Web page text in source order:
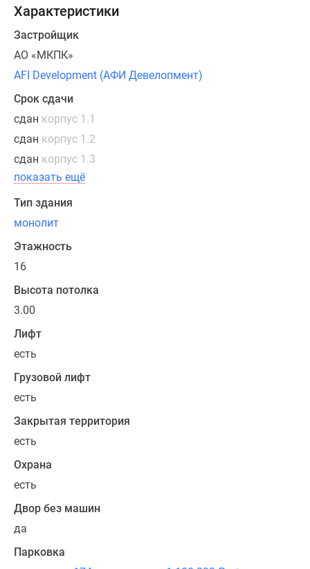
в
эксплуатацию.
В
квартирном
ЖК
представлены
одно-,
трех-
и
четырехкомнатные
квартиры.
планировок
включает
решения
объединенными
кухнями-
гостиными,
холлами,
функциональными
прихожими.
квартирах
оборудованы
компактные
гардеробные
ниши,
предусмотрено
Характеристики
Застройщик
АО «МКПК»
AFI Development (АФИ Девелопмент)
Срок сдачи
сдан корпус 1.1
сдан корпус 1.2
сдан корпус 1.3
показать ещё
Тип здания
монолит
Этажность
16
Высота потолка
3.00
Лифт
есть
Грузовой лифт
есть
Закрытая территория
есть
Охрана
есть
Двор без машин
да
Парковка